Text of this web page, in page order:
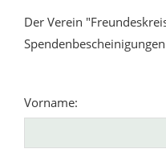
Der Verein
Vorname: